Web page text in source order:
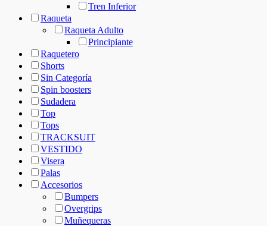
Tren Inferior
Raqueta
Raqueta Adulto
Principiante
Raquetero
Shorts
Sin Categoría
Spin boosters
Sudadera
Top
Tops
TRACKSUIT
VESTIDO
Visera
Palas
Accesorios
Bumpers
Overgrips
Muñequeras